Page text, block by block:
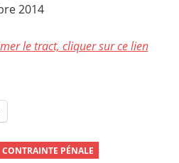
2014
le tract, cliquer sur ce lien
CONTRAINTE PÉNALE